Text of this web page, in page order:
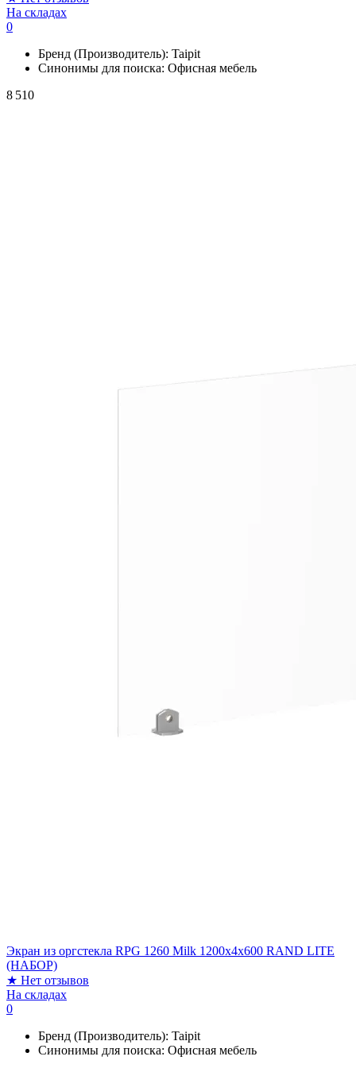
На складах
0
Бренд (Производитель): Taipit
Синонимы для поиска: Офисная мебель
8 510
Экран из оргстекла RPG 1260 Milk 1200х4х600 RAND LITE
(НАБОР)
★ Нет отзывов
На складах
0
Бренд (Производитель): Taipit
Синонимы для поиска: Офисная мебель